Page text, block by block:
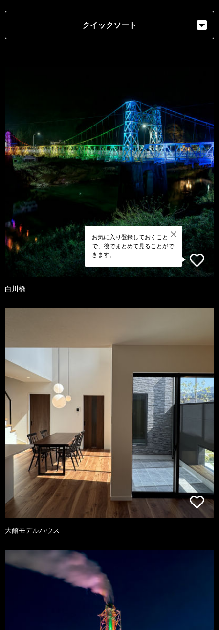
クイックソート
お気に入り登録しておくこと
で、後でまとめて見ることがで
きます。
白川橋
大館モデルハウス